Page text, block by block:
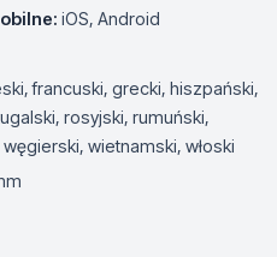
iOS, Android
francuski, grecki, hiszpański,
rosyjski, rumuński,
wietnamski, włoski